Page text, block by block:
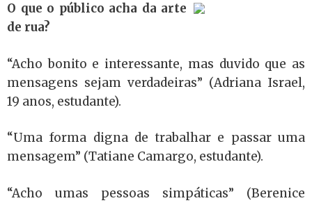
O que o público acha da arte
de rua?
“Acho bonito e interessante, mas duvido que as
mensagens sejam verdadeiras” (Adriana Israel,
19 anos, estudante).
“Uma forma digna de trabalhar e passar uma
mensagem” (Tatiane Camargo, estudante).
“Acho umas pessoas simpáticas” (Berenice